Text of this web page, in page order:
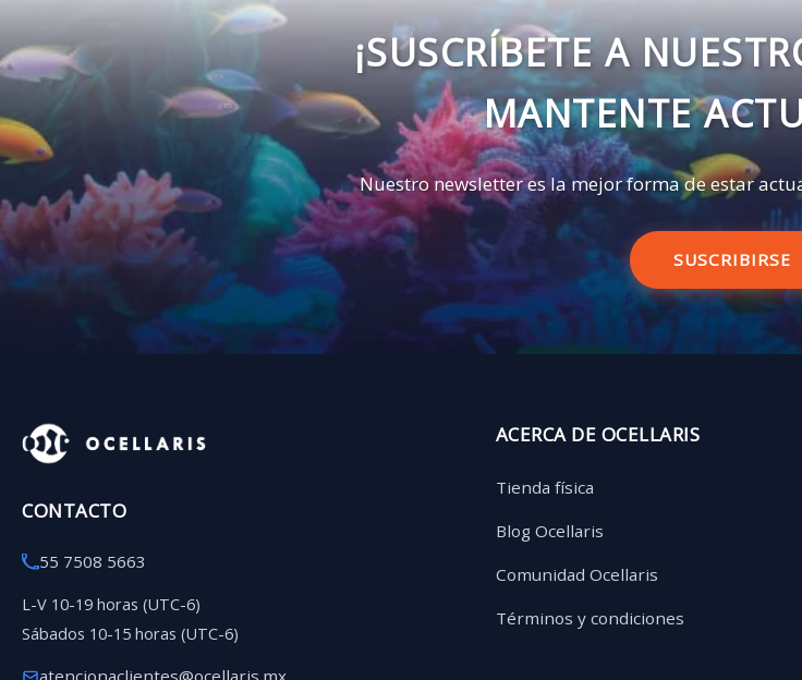
¡SUSCRÍBETE A
MANTENTE
Nuestro newsletter es la mejor forma de estar
SUSCRIBIRSE
CONTACTO
55 7508 5663
L-V 10-19 horas (UTC-6)
Sábados 10-15 horas (UTC-6)
ACERCA DE OCELLARIS
Tienda física
Blog Ocellaris
Comunidad Ocellaris
Términos y condiciones